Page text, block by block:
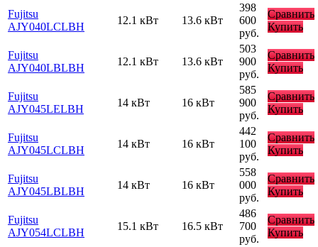
Fujitsu
AJY040LCLBH
12.1 кВт 13.6 кВт
398
600
руб.
Сравнить
Купить
Fujitsu
AJY040LBLBH
12.1 кВт 13.6 кВт
503
900
руб.
Сравнить
Купить
Fujitsu
AJY045LELBH
14 кВт 16 кВт
585
900
руб.
Сравнить
Купить
Fujitsu
AJY045LCLBH
14 кВт 16 кВт
442
100
руб.
Сравнить
Купить
Fujitsu
AJY045LBLBH
14 кВт 16 кВт
558
000
руб.
Сравнить
Купить
Fujitsu
AJY054LCLBH
15.1 кВт 16.5 кВт
486
700
руб.
Сравнить
Купить